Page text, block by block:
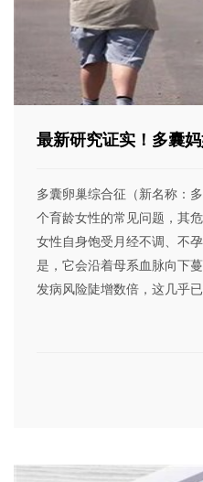
最新研究证实！多囊
多囊卵巢综合征（新名称：
个育龄女性的常见问题，其
女性自身饱受月经不调、不
是，它会沿着母系血脉向下
发病风险陡增数倍，这几乎